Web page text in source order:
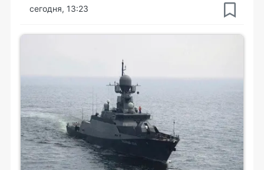
сегодня, 13:23